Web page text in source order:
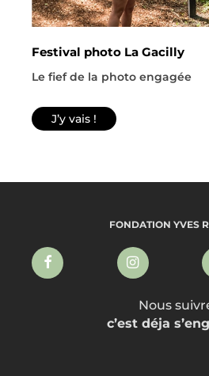
Festival photo La Gacilly
Le fief de la photo engagée
J’y vais !
FONDATION YVES
Nous
c’est déja